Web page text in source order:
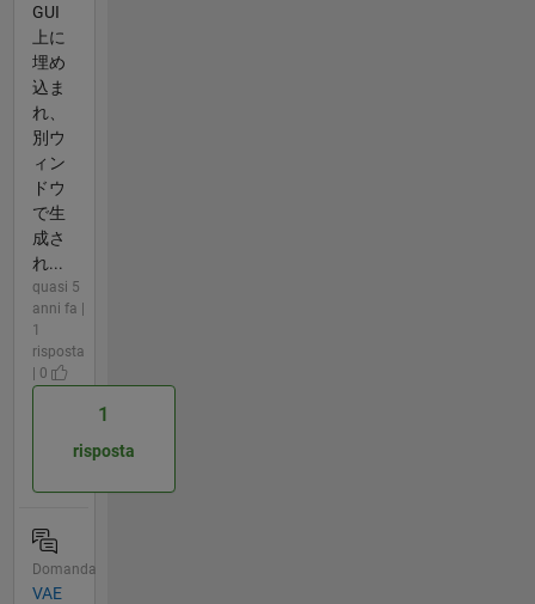
GUI
上に
埋め
込ま
れ、
別ウ
ィン
ドウ
で生
成さ
れ...
quasi 5
anni fa |
1
risposta
| 0
1
risposta
Domanda
VAE